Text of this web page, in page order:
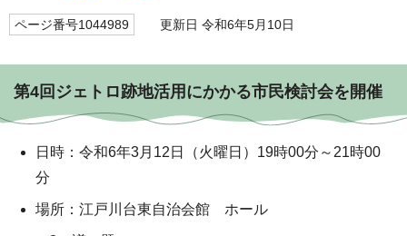
ページ番号1044989 更新日 令和6年5月10日
第4回ジェトロ跡地活用にかかる市民検討会を開催
日時：令和6年3月12日（火曜日）19時00分～21時00
分
場所：江戸川台東自治会館 ホール